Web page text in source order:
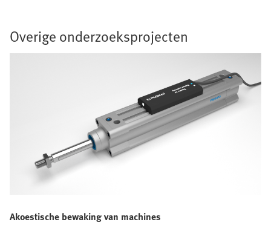
Overige onderzoeksprojecten
Akoestische bewaking van machines